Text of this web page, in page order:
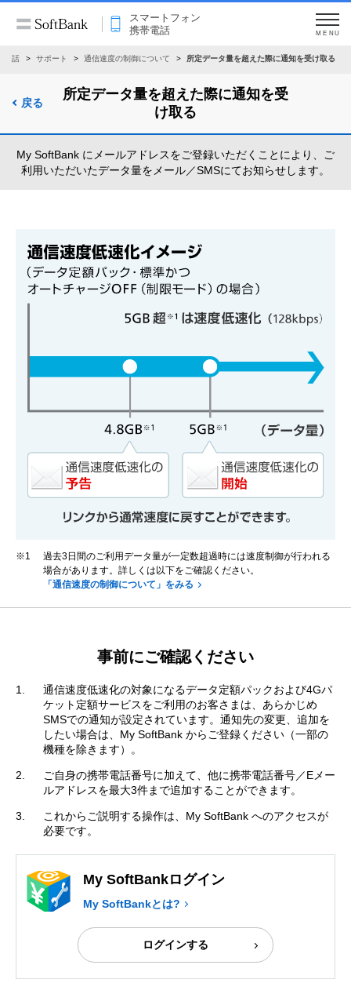
スマートフォン
携帯電話
MENU
電話 サポート 通信速度の制御について 所定データ量を超えた際に通知を受け取る
戻る
所定データ量を超えた際に通知を受
け取る
My SoftBank にメールアドレスをご登録いただくことにより、ご
利用いただいたデータ量をメール／SMSにてお知らせします。
※1
過去3日間のご利用データ量が一定数超過時には速度制御が行われる
場合があります。詳しくは以下をご確認ください。
「通信速度の制御について」をみる
事前にご確認ください
通信速度低速化の対象になるデータ定額パックおよび4Gパ
ケット定額サービスをご利用のお客さまは、あらかじめ
SMSでの通知が設定されています。通知先の変更、追加を
したい場合は、My SoftBank からご登録ください（一部の
機種を除きます）。
ご自身の携帯電話番号に加えて、他に携帯電話番号／Eメー
ルアドレスを最大3件まで追加することができます。
これからご説明する操作は、My SoftBank へのアクセスが
必要です。
My SoftBankログイン
My SoftBankとは?
ログインする